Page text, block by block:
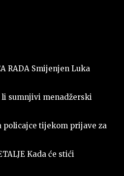
RADA Smijenjen Luka
li sumnjivi menadžerski
policajce tijekom prijave za
Kada će stići